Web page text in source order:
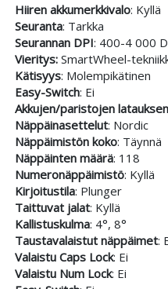
Hiiren akkumerkkivalo: Kyllä
Seuranta: Tarkka
Seurannan DPI: 400-4 000
Vieritys:SmartWheel-
Kätisyys: Molempikätinen
Easy-Switch: Ei
Akkujen/paristojen
Näppäinasettelut: Nordic
Näppäimistön koko: Täynnä
Näppäinten määrä: 118
Numeronäppäimistö: Kyllä
Kirjoitustila: Plunger
Taittuvat jalat: Kyllä
Kallistuskulma: 4°, 8°
Taustavalaistut näppäimet:
Valaistu Caps Lock: Ei
Valaistu Num Lock: Ei